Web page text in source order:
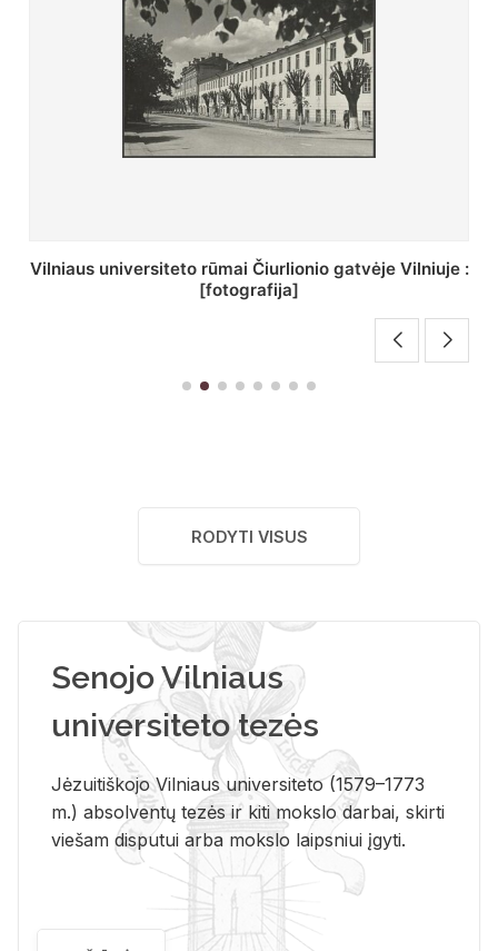
St. Batoro universiteto J. Pilsudskio kolegija :
[fotografija]
RODYTI VISUS
Senojo Vilniaus
universiteto tezės
Jėzuitiškojo Vilniaus universiteto (1579–1773
m.) absolventų tezės ir kiti mokslo darbai, skirti
viešam disputui arba mokslo laipsniui įgyti.